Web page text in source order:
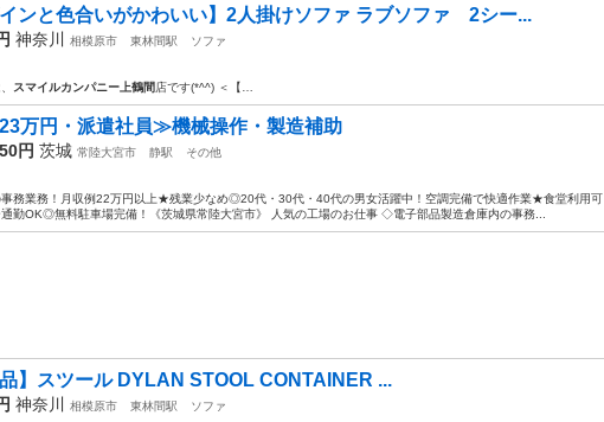
インと色合いがかわいい】2人掛けソファ ラブソファ 2シー...
神奈川 相模原市 東林間駅
ソファ
スマイルカンパニー上鶴間店です(*^^) ＜【…
万円・派遣社員≫機械操作・製造補助
円 茨城 常陸大宮市 静駅 その他
事務業務！月収例22万円以上★残業少なめ◎20代・30代・40代の男女活躍中！空調完備で快適作業★食堂利用可
勤OK◎無料駐車場完備！《茨城県常陸大宮市》 人気の工場のお仕事 ◇電子部品製造倉庫内の事務...
品】スツール DYLAN STOOL CONTAINER ...
神奈川 相模原市 東林間駅
ソファ